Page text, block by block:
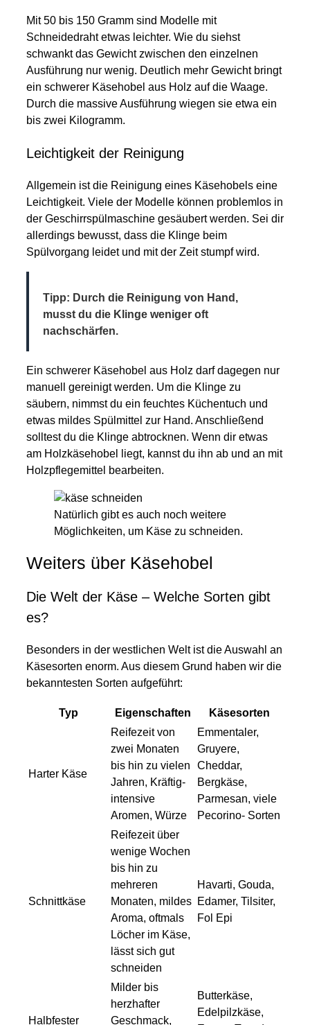
Mit 50 bis 150 Gramm sind Modelle mit
Schneidedraht etwas leichter. Wie du siehst
schwankt das Gewicht zwischen den einzelnen
Ausführung nur wenig. Deutlich mehr Gewicht bringt
ein schwerer Käsehobel aus Holz auf die Waage.
Durch die massive Ausführung wiegen sie etwa ein
bis zwei Kilogramm.
Leichtigkeit der Reinigung
Allgemein ist die Reinigung eines Käsehobels eine
Leichtigkeit. Viele der Modelle können problemlos in
der Geschirrspülmaschine gesäubert werden. Sei dir
allerdings bewusst, dass die Klinge beim
Spülvorgang leidet und mit der Zeit stumpf wird.
Tipp: Durch die Reinigung von Hand,
musst du die Klinge weniger oft
nachschärfen.
Ein schwerer Käsehobel aus Holz darf dagegen nur
manuell gereinigt werden. Um die Klinge zu
säubern, nimmst du ein feuchtes Küchentuch und
etwas mildes Spülmittel zur Hand. Anschließend
solltest du die Klinge abtrocknen. Wenn dir etwas
am Holzkäsehobel liegt, kannst du ihn ab und an mit
Holzpflegemittel bearbeiten.
Natürlich gibt es auch noch weitere
Möglichkeiten, um Käse zu schneiden.
Weiters über Käsehobel
Die Welt der Käse – Welche Sorten gibt
es?
Besonders in der westlichen Welt ist die Auswahl an
Käsesorten enorm. Aus diesem Grund haben wir die
bekanntesten Sorten aufgeführt:
Typ Eigenschaften Käsesorten
Harter Käse
Reifezeit von
zwei Monaten
bis hin zu vielen
Jahren, Kräftig-
intensive
Aromen, Würze
Emmentaler,
Gruyere,
Cheddar,
Bergkäse,
Parmesan, viele
Pecorino- Sorten
Schnittkäse
Reifezeit über
wenige Wochen
bis hin zu
mehreren
Monaten, mildes
Aroma, oftmals
Löcher im Käse,
lässt sich gut
schneiden
Havarti, Gouda,
Edamer, Tilsiter,
Fol Epi
Halbfester
Milder bis
herzhafter
Geschmack,
Butterkäse,
Edelpilzkäse,